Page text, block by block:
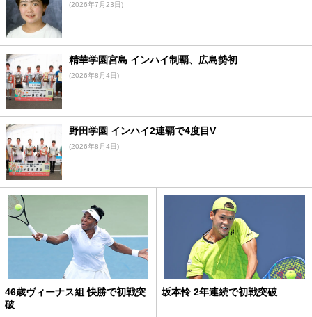
(2026年7月23日)
精華学園宮島 インハイ制覇、広島勢初
(2026年8月4日)
野田学園 インハイ2連覇で4度目V
(2026年8月4日)
46歳ヴィーナス組 快勝で初戦突
破
坂本怜 2年連続で初戦突破